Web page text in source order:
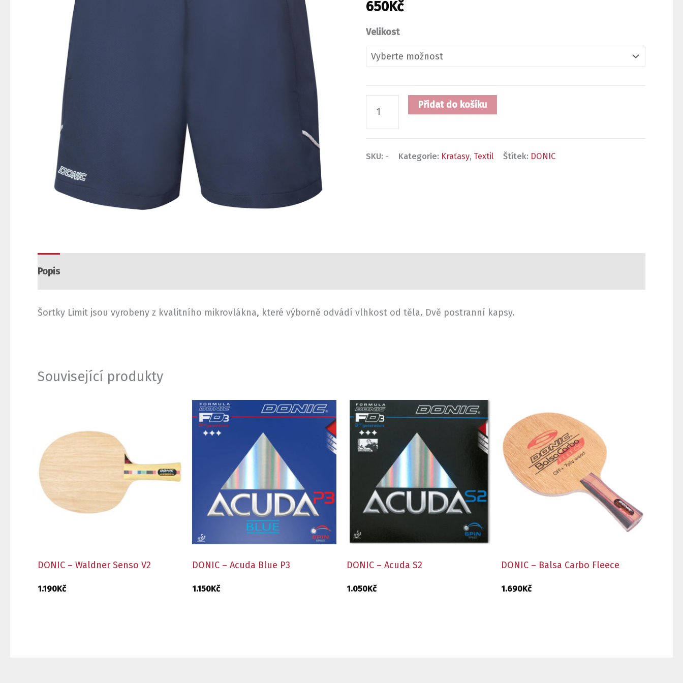
650Kč
Velikost
množství
Přidat do košíku
SKU: - Kategorie: Kraťasy, Textil Štítek: DONIC
Popis
Šortky Limit jsou vyrobeny z kvalitního mikrovlákna, které výborně odvádí vlhkost od těla. Dvě postranní kapsy.
Související produkty
DONIC – Waldner Senso V2
1.190Kč
DONIC – Acuda Blue P3
1.150Kč
DONIC – Acuda S2
1.050Kč
DONIC – Balsa Carbo Fleece
1.690Kč